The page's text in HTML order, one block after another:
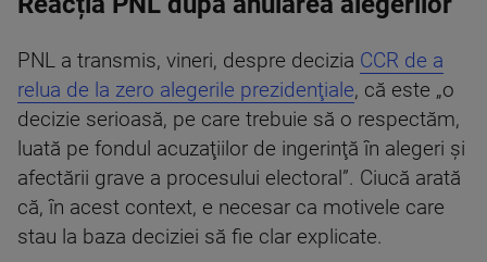
PNL a transmis, vineri, despre decizia CCR de a
relua de la zero alegerile prezidenţiale, că este „o
decizie serioasă, pe care trebuie să o respectăm,
luată pe fondul acuzaţiilor de ingerinţă în alegeri şi
afectării grave a procesului electoral”. Ciucă arată
că, în acest context, e necesar ca motivele care
stau la baza deciziei să fie clar explicate.